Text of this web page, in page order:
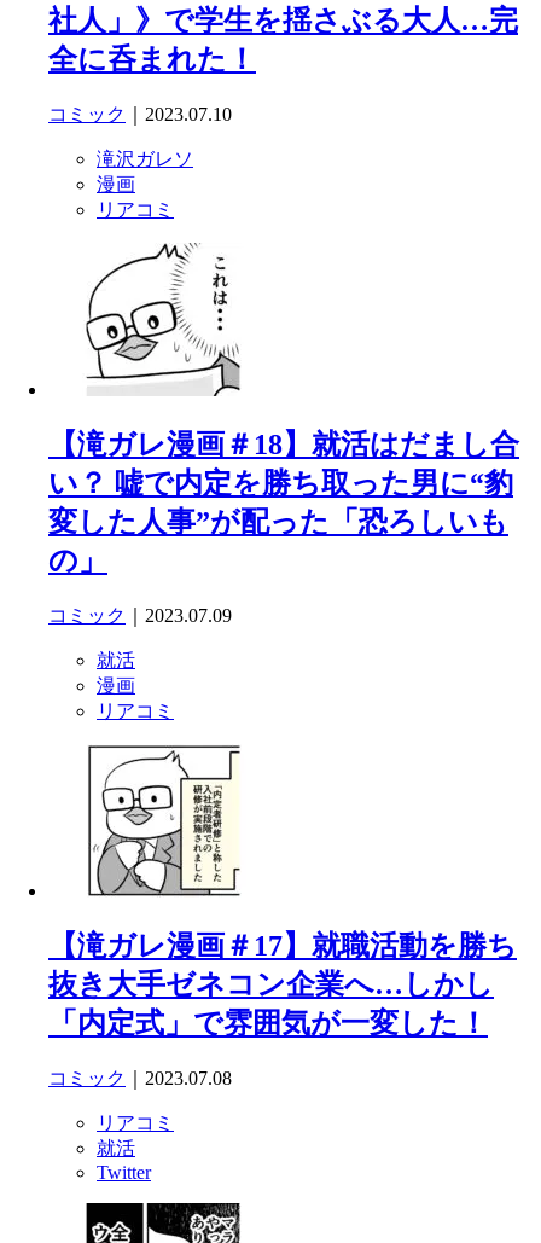
社人」》で学生を揺さぶる大人…完
全に呑まれた！
コミック ｜2023.07.10
滝沢ガレソ
漫画
リアコミ
【滝ガレ漫画＃18】就活はだまし合
い？ 嘘で内定を勝ち取った男に“豹
変した人事”が配った「恐ろしいも
の」
コミック ｜2023.07.09
就活
漫画
リアコミ
【滝ガレ漫画＃17】就職活動を勝ち
抜き大手ゼネコン企業へ…しかし
「内定式」で雰囲気が一変した！
コミック ｜2023.07.08
リアコミ
就活
Twitter